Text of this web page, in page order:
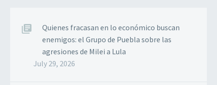
Quienes fracasan en lo económico buscan
enemigos: el Grupo de Puebla sobre las
agresiones de Milei a Lula
July 29, 2026